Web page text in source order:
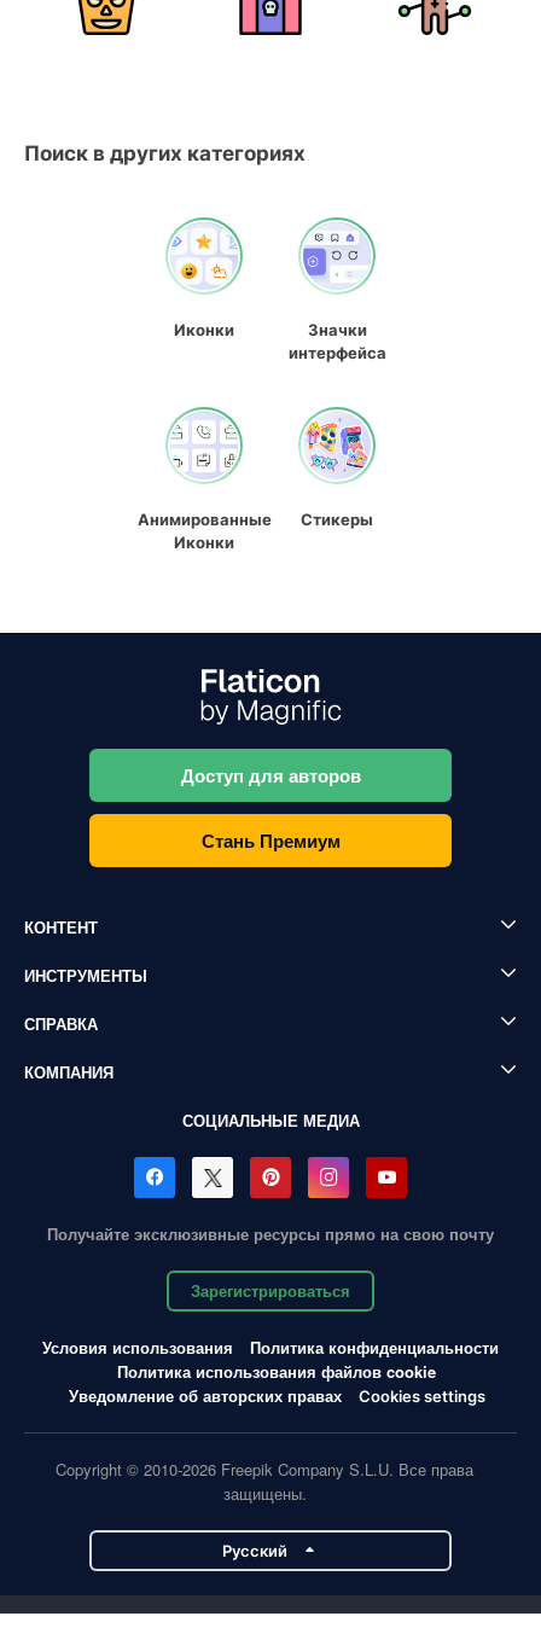
Поиск в других категориях
Иконки
Значки
интерфейса
Анимированные
Иконки
Стикеры
Доступ для авторов
Стань Премиум
КОНТЕНТ
ИНСТРУМЕНТЫ
СПРАВКА
КОМПАНИЯ
СОЦИАЛЬНЫЕ МЕДИА
Получайте эксклюзивные ресурсы прямо на свою почту
Зарегистрироваться
Условия использования
Политика конфиденциальности
Политика использования файлов cookie
Уведомление об авторских правах
Cookies settings
Copyright © 2010-2026 Freepik Company S.L.U. Все права
защищены.
Pусский